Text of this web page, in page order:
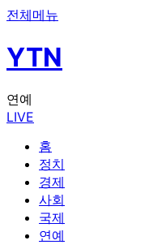
전체메뉴
YTN
연예
LIVE
홈
정치
경제
사회
국제
연예